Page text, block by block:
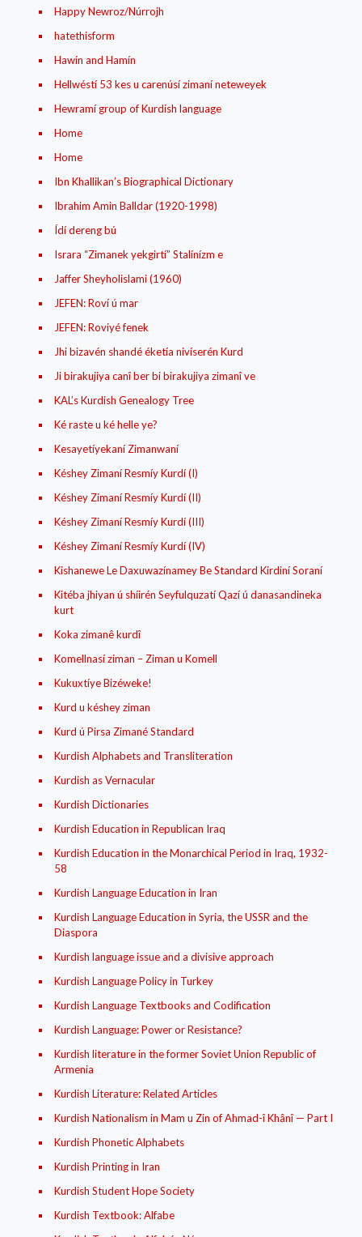
Happy Newroz/Núrrojh
hatethisform
Hawín and Hamín
Hellwéstí 53 kes u carenúsí zimaní neteweyek
Hewramí group of Kurdish language
Home
Home
Ibn Khallikan’s Biographical Dictionary
Ibrahim Amin Balldar (1920-1998)
Ídí dereng bú
Israra “Zimanek yekgirtí” Stalínízm e
Jaffer Sheyholislami (1960)
JEFEN: Roví ú mar
JEFEN: Roviyé fenek
Jhi bizavén shandé éketía nivíserén Kurd
Ji birakujiya canî ber bi birakujiya zimanî ve
KAL’s Kurdish Genealogy Tree
Ké raste u ké helle ye?
Kesayetíyekaní Zimanwaní
Késhey Zimaní Resmíy Kurdí (I)
Késhey Zimaní Resmíy Kurdí (II)
Késhey Zimaní Resmíy Kurdí (III)
Késhey Zimaní Resmíy Kurdí (IV)
Kishanewe Le Daxuwazínamey Be Standard Kirdiní Soraní
Kitéba jhiyan ú shíirén Seyfulquzatí Qazí ú danasandineka
kurt
Koka zimanê kurdî
Komellnasí ziman – Ziman u Komell
Kukuxtíye Bizéweke!
Kurd u késhey ziman
Kurd ú Pirsa Zimané Standard
Kurdish Alphabets and Transliteration
Kurdish as Vernacular
Kurdish Dictionaries
Kurdish Education in Republican Iraq
Kurdish Education in the Monarchical Period in Iraq, 1932-
58
Kurdish Language Education in Iran
Kurdish Language Education in Syria, the USSR and the
Diaspora
Kurdish language issue and a divisive approach
Kurdish Language Policy in Turkey
Kurdish Language Textbooks and Codification
Kurdish Language: Power or Resistance?
Kurdish literature in the former Soviet Union Republic of
Armenia
Kurdish Literature: Related Articles
Kurdish Nationalism in Mam u Zin of Ahmad-î Khânî — Part I
Kurdish Phonetic Alphabets
Kurdish Printing in Iran
Kurdish Student Hope Society
Kurdish Textbook: Alfabe